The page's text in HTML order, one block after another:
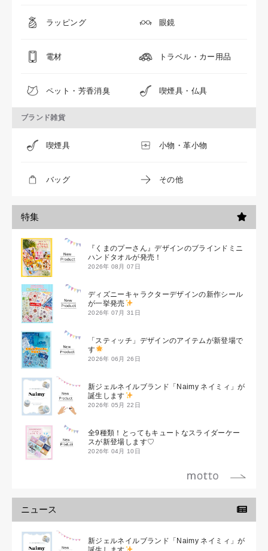
ラッピング 眼鏡
電材 トラベル・カー用品
ペット・芳香消臭 喫煙具・仏具
ブランド雑貨
喫煙具 小物・革小物
バッグ その他
特集
『くまのプーさん』デザインのブラインドミニ
ハンドタオルが発売！
2026年 08月 07日
ディズニーキャラクターデザインの新作シール
が一挙発売
2026年 07月 31日
「スティッチ」デザインのアイテムが新登場で
す
2026年 06月 26日
新ジェルネイルブランド「Naimy ネイミィ」が
誕生します
2026年 05月 22日
全9種類！とってもキュートなスライダーケー
スが新登場します♡
2026年 04月 10日
ニュース
新ジェルネイルブランド「Naimy ネイミィ」が